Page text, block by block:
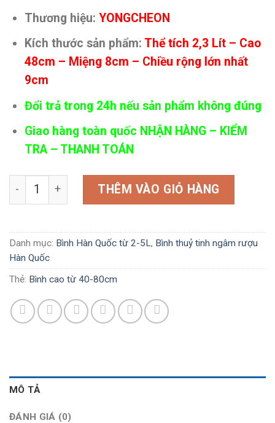
Thương hiệu:YONGCHEON
Kích thước sản phẩm: Thể tích 2,3 Lít – Cao
48cm – Miệng 8cm – Chiều rộng lớn nhất
9cm
Đổi trả trong 24h nếu sản phẩm không đúng
Giao hàng toàn quốc NHẬN HÀNG – KIỂM
TRA – THANH TOÁN
Bình Hàn Quốc 2,3L mã số 156 số lượng
THÊM VÀO GIỎ HÀNG
Danh mục: Bình Hàn Quốc từ 2-5L, Bình thuỷ tinh ngâm rượu
Hàn Quốc
Thẻ: Bình cao từ 40-80cm
MÔ TẢ
ĐÁNH GIÁ (0)